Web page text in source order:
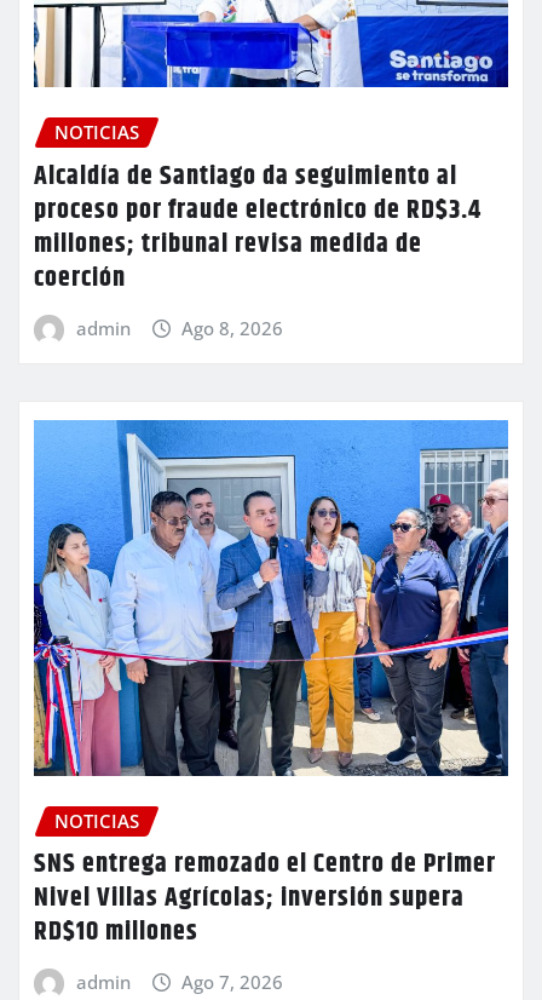
NOTICIAS
Alcaldía de Santiago da seguimiento al
proceso por fraude electrónico de RD$3.4
millones; tribunal revisa medida de
coerción
admin Ago 8, 2026
NOTICIAS
SNS entrega remozado el Centro de Primer
Nivel Villas Agrícolas; inversión supera
RD$10 millones
admin Ago 7, 2026